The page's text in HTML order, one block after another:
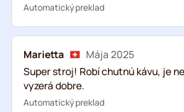
Automatický preklad
Marietta
Mája 2025
Super stroj! Robí chutnú kávu, je
vyzerá dobre.
Automatický preklad